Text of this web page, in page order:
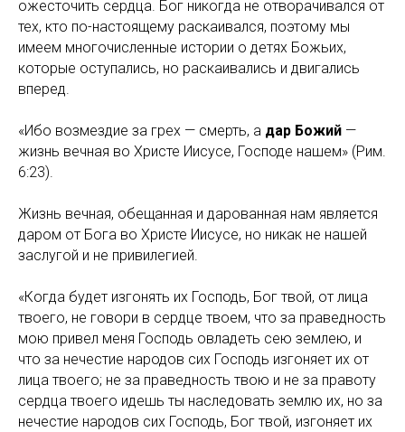
ожесточить сердца. Бог никогда не отворачивался от
тех, кто по-настоящему раскаивался, поэтому мы
имеем многочисленные истории о детях Божьих,
которые оступались, но раскаивались и двигались
вперед.
«Ибо возмездие за грех — смерть, а дар Божий —
жизнь вечная во Христе Иисусе, Господе нашем» (Рим.
6:23).
Жизнь вечная, обещанная и дарованная нам является
даром от Бога во Христе Иисусе, но никак не нашей
заслугой и не привилегией.
«Когда будет изгонять их Господь, Бог твой, от лица
твоего, не говори в сердце твоем, что за праведность
мою привел меня Господь овладеть сею землею, и
что за нечестие народов сих Господь изгоняет их от
лица твоего; не за праведность твою и не за правоту
сердца твоего идешь ты наследовать землю их, но за
нечестие народов сих Господь, Бог твой, изгоняет их